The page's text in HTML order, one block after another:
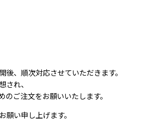
、順次対応させていただきます。
れ、
ご注文をお願いいたします。
い申し上げます。